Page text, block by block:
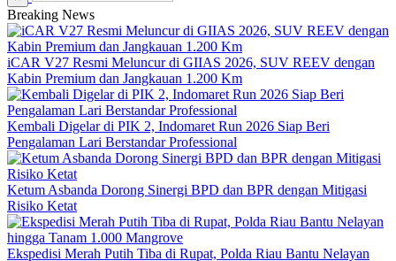
Breaking News
iCAR V27 Resmi Meluncur di GIIAS 2026, SUV REEV dengan
Kabin Premium dan Jangkauan 1.200 Km
Kembali Digelar di PIK 2, Indomaret Run 2026 Siap Beri
Pengalaman Lari Berstandar Professional
Ketum Asbanda Dorong Sinergi BPD dan BPR dengan Mitigasi
Risiko Ketat
Ekspedisi Merah Putih Tiba di Rupat, Polda Riau Bantu Nelayan